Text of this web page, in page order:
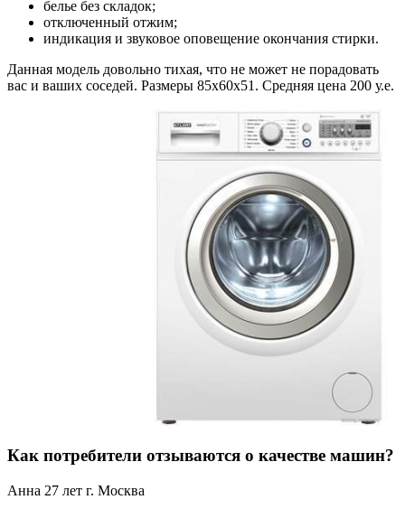
белье без складок;
отключенный отжим;
индикация и звуковое оповещение окончания стирки.
Данная модель довольно тихая, что не может не порадовать
вас и ваших соседей. Размеры 85х60х51. Средняя цена 200 у.е.
Как потребители отзываются о качестве машин?
Анна 27 лет г. Москва